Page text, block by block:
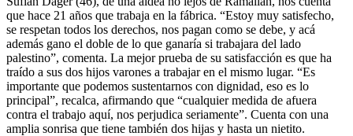
que hace 21 años que trabaja en la fábrica. “Estoy muy satisfecho,
se respetan todos los derechos, nos pagan como se debe, y acá
además gano el doble de lo que ganaría si trabajara del lado
palestino”, comenta. La mejor prueba de su satisfacción es que ha
traído a sus dos hijos varones a trabajar en el mismo lugar. “Es
importante que podemos sustentarnos con dignidad, eso es lo
principal”, recalca, afirmando que “cualquier medida de afuera
contra el trabajo aquí, nos perjudica seriamente”. Cuenta con una
amplia sonrisa que tiene también dos hijas y hasta un nietito.